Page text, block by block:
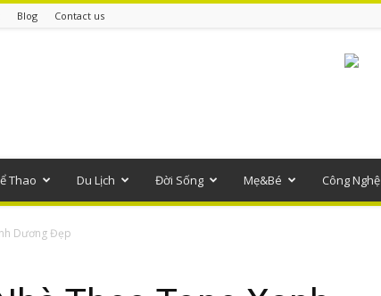
Blog Contact us
Thao Du Lịch Đời Sống Mẹ&Bé Công Nghệ
Dương Đẹp